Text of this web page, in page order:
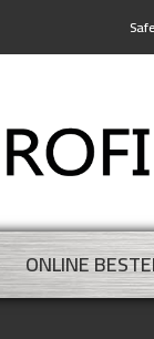
ONLINE